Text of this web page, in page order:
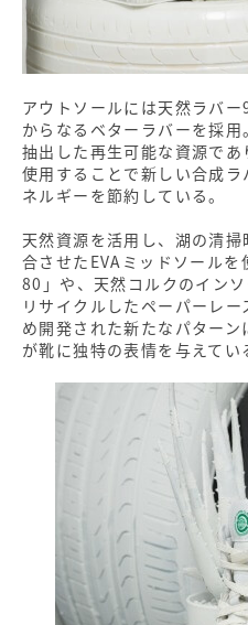
アウトソールには天然ラバ
からなるベターラバーを採
抽出した再生可能な資源で
使用することで新しい合成
ネルギーを節約している。
天然資源を活用し、湖の清
合させたEVAミッドソール
80」や、天然コルクのイン
リサイクルしたペーパーレ
め開発された新たなパター
が靴に独特の表情を与えてい